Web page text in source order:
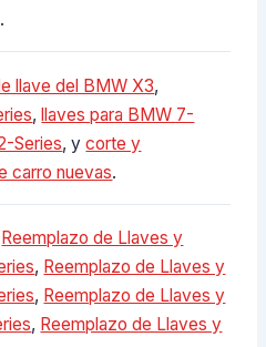
llave del BMW X3,
,llaves para BMW 7-
Series, ycorte y
carro nuevas.
Reemplazo de Llaves y
, Reemplazo de Llaves y
, Reemplazo de Llaves y
, Reemplazo de Llaves y